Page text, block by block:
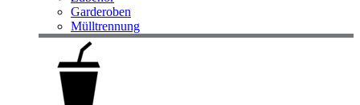
Garderoben
Mülltrennung